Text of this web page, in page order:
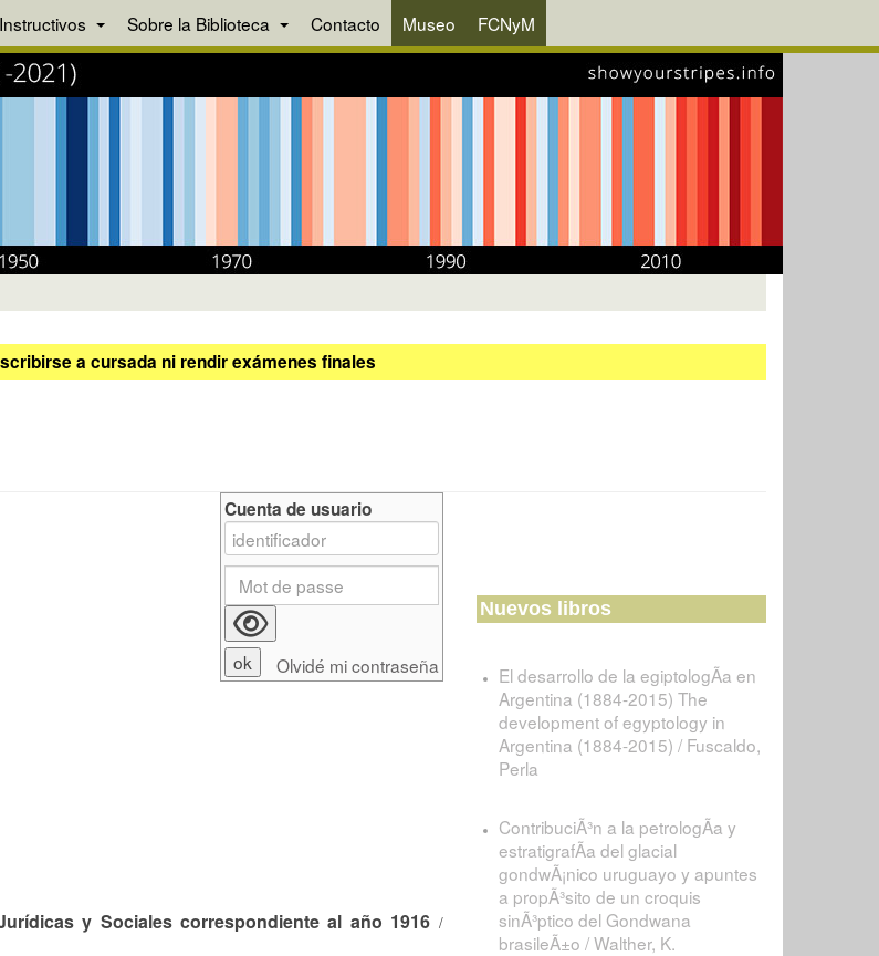
Instructivos Sobre la Biblioteca Contacto Museo FCNyM
a cursada ni rendir exámenes finales
y Sociales correspondiente al año 1916 /
Cuenta de usuario
Olvidé mi contraseña
Nuevos libros
El desarrollo de la egiptologÃ­a en
Argentina (1884-2015) The
development of egyptology in
Argentina (1884-2015) / Fuscaldo,
Perla
ContribuciÃ³n a la petrologÃ­a y
estratigrafÃ­a del glacial
gondwÃ¡nico uruguayo y apuntes
a propÃ³sito de un croquis
sinÃ³ptico del Gondwana
brasileÃ±o / Walther, K.